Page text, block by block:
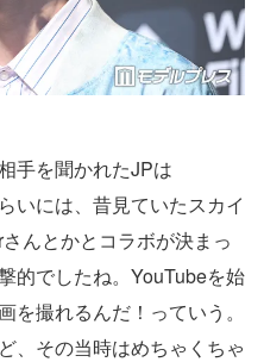
手を聞かれたJPは
いには、昔見ていたスカイ
んとかとコラボが決まっ
的でしたね。YouTubeを始
撮れるんだ！っていう。
、その当時はめちゃくちゃ